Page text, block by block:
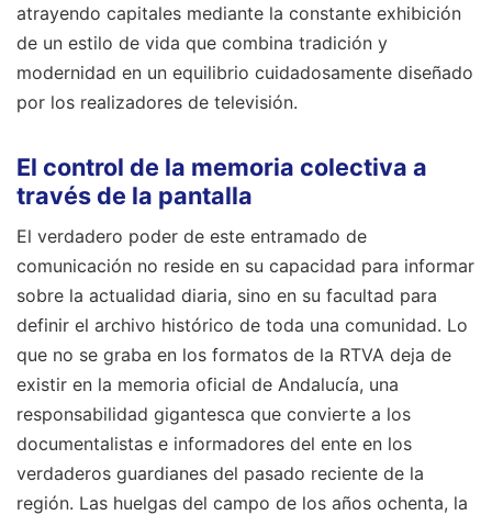
atrayendo capitales mediante la constante exhibición
de un estilo de vida que combina tradición y
modernidad en un equilibrio cuidadosamente diseñado
por los realizadores de televisión.
El control de la memoria colectiva a
través de la pantalla
El verdadero poder de este entramado de
comunicación no reside en su capacidad para informar
sobre la actualidad diaria, sino en su facultad para
definir el archivo histórico de toda una comunidad. Lo
que no se graba en los formatos de la RTVA deja de
existir en la memoria oficial de Andalucía, una
responsabilidad gigantesca que convierte a los
documentalistas e informadores del ente en los
verdaderos guardianes del pasado reciente de la
región. Las huelgas del campo de los años ochenta, la